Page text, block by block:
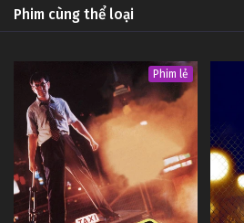
Phim cùng thể loại
Phim lẻ